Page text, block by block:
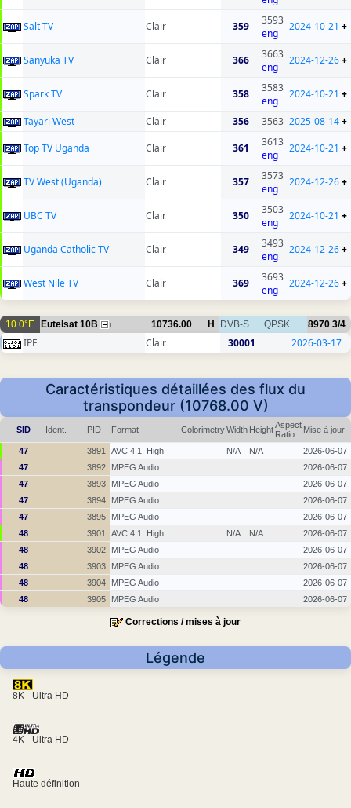
Salt TV
Clair 359
3593
eng
2024-10-21 +
Sanyuka TV Clair 366
3663
eng
2024-12-26+
Spark TV Clair 358
3583
eng
2024-10-21 +
Tayari West Clair 356 3563 2025-08-14+
Top TV Uganda
Clair 361
3613
eng
2024-10-21 +
TV West (Uganda) Clair 357
3573
eng
2024-12-26+
UBC TV Clair 350
3503
eng
2024-10-21 +
Uganda Catholic TV Clair 349
3493
eng
2024-12-26+
West Nile TV Clair 369
3693
eng
2024-12-26+
10.0°E Eutelsat 10B 1 10736.00 H DVB-S QPSK 8970 3/4
IPE Clair 30001 2026-03-17
Caractéristiques détaillées des flux du
transpondeur (10768.00 V)
SID Ident. PID Format ColorimetryWidth HeightAspect
Ratio
Mise à jour
47 3891 AVC 4.1, High N/A N/A
2026-06-07
47
3892 MPEG Audio
2026-06-07
47
3893 MPEG Audio
2026-06-07
47
3894 MPEG Audio
2026-06-07
47
3895 MPEG Audio
2026-06-07
48
3901 AVC 4.1, High N/A N/A
2026-06-07
48
3902 MPEG Audio
2026-06-07
48
3903 MPEG Audio
2026-06-07
48
3904 MPEG Audio
2026-06-07
48
3905 MPEG Audio 2026-06-07
Corrections / mises à jour
Légende
8K - Ultra HD
4K - Ultra HD
Haute définition